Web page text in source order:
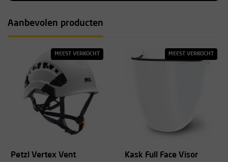
Aanbevolen producten
MEEST VERKOCHT
Petzl Vertex Vent
MEEST VERKOCHT
Kask Full Face Visor